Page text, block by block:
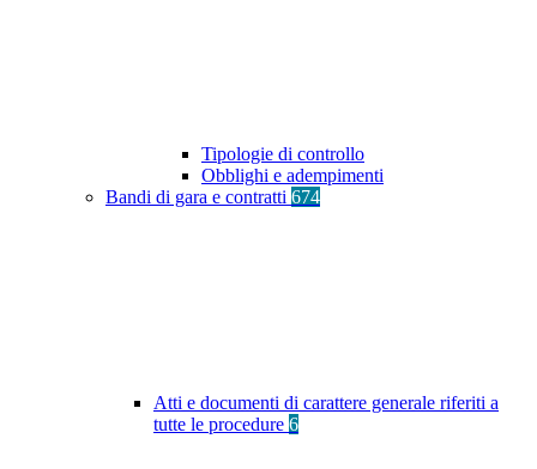
Tipologie di controllo
Obblighi e adempimenti
Bandi di gara e contratti 674
Atti e documenti di carattere generale riferiti a
tutte le procedure 6